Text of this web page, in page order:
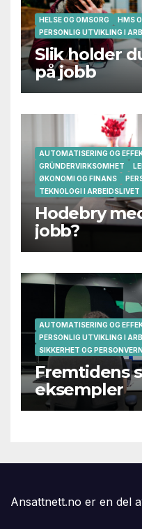
HELSE OG OMSORG
HMS
PERSONLIG UTVIKLING I
Slik holder
på jobb
AUTOMATISERING OG
GRÜNDERVIRKSOMHET
ØKONOMI OG FINANS
TEKNOLOGI I ARBEIDSLIVET
Hodebry
jobb?
AUTOMATISERING OG
PERSONLIG UTVIKLING I
SIKKERHET OG
Fremtidens
eksempler
Ansattnett.no er en del